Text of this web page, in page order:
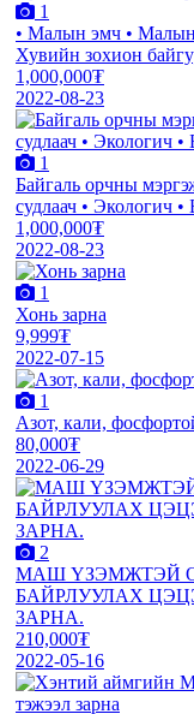
1
• Малын эмч • Малын
Хувийн зохион
1,000,000₮
2022-08-23
1
Байгаль орчны
судлаач • Экологич
1,000,000₮
2022-08-23
1
Хонь зарна
9,999₮
2022-07-15
1
Азот, кали,
80,000₮
2022-06-29
2
МАШ ҮЗЭМЖТЭЙ
БАЙРЛУУЛАХ
ЗАРНА.
210,000₮
2022-05-16